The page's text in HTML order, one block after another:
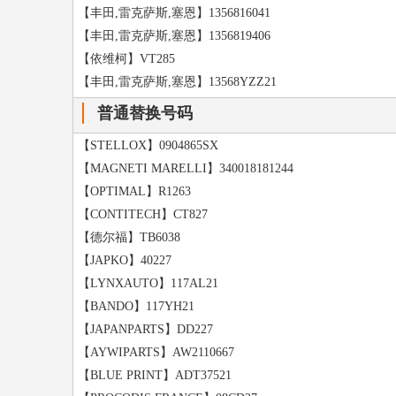
【丰田,雷克萨斯,塞恩】1356816041
【丰田,雷克萨斯,塞恩】1356819406
【依维柯】VT285
【丰田,雷克萨斯,塞恩】13568YZZ21
普通替换号码
【STELLOX】0904865SX
【MAGNETI MARELLI】340018181244
【OPTIMAL】R1263
【CONTITECH】CT827
【德尔福】TB6038
【JAPKO】40227
【LYNXAUTO】117AL21
【BANDO】117YH21
【JAPANPARTS】DD227
【AYWIPARTS】AW2110667
【BLUE PRINT】ADT37521